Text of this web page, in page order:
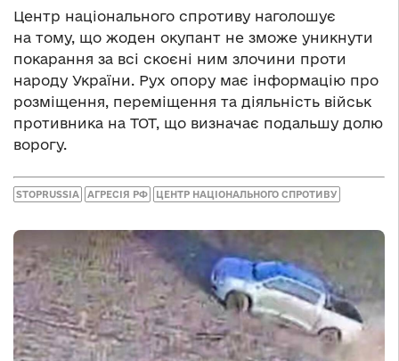
Центр національного спротиву наголошує
на тому, що жоден окупант не зможе уникнути
покарання за всі скоєні ним злочини проти
народу України. Рух опору має інформацію про
розміщення, переміщення та діяльність військ
противника на ТОТ, що визначає подальшу долю
ворогу.
STOPRUSSIA АГРЕСІЯ РФ ЦЕНТР НАЦІОНАЛЬНОГО СПРОТИВУ